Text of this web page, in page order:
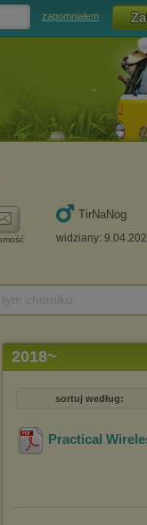
zapomniałem
TirNaNog
widziany:
2018~
sortuj według:
Practical